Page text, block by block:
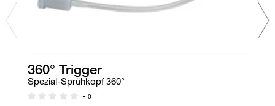
360° Trigger
Spezial-Sprühkopf 360°
0